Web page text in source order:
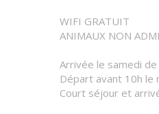
WIFI GRATUIT
ANIMAUX NON
Arrivée le samedi
Départ avant 10h le
Court séjour et